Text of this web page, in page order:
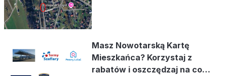
Masz Nowotarską Kartę
Mieszkańca? Korzystaj z
rabatów i oszczędzaj na co